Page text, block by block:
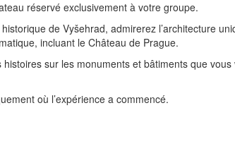
réservé exclusivement à votre groupe.
de Vyšehrad, admirerez l’architecture
incluant le Château de Prague.
sur les monuments et bâtiments que
où l’expérience a commencé.